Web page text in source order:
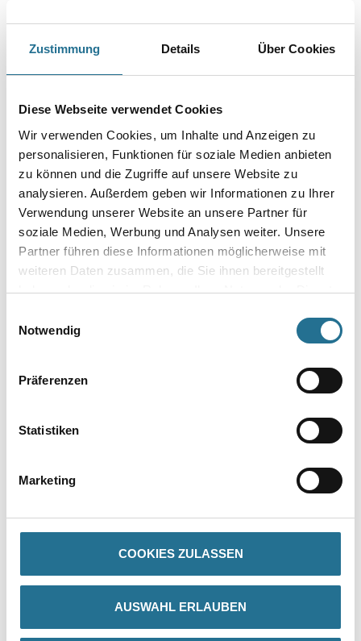
Zustimmung Details Über Cookies
Diese Webseite verwendet Cookies
Wir verwenden Cookies, um Inhalte und Anzeigen zu
personalisieren, Funktionen für soziale Medien anbieten
zu können und die Zugriffe auf unsere Website zu
analysieren. Außerdem geben wir Informationen zu Ihrer
Verwendung unserer Website an unsere Partner für
soziale Medien, Werbung und Analysen weiter. Unsere
Partner führen diese Informationen möglicherweise mit
weiteren Daten zusammen, die Sie ihnen bereitgestellt
haben oder die sie im Rahmen Ihrer Nutzung der Dienste
Notwendig
Präferenzen
Statistiken
Marketing
COOKIES ZULASSEN
AUSWAHL ERLAUBEN
Systemzulassung.
Farbtonbezeichnung
Länge in centimeter
Gebinde
Plattenstärke
- Für alle Untergründe geeignet (Nutzungskategorie: A, B, C, D, E)
- Schnelle und effiziente Setzzeiten